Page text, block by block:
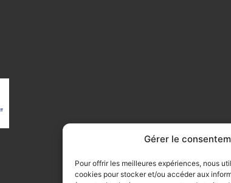
Gérer le
Pour offrir les meilleures expériences, nous
cookies pour stocker et/ou accéder aux